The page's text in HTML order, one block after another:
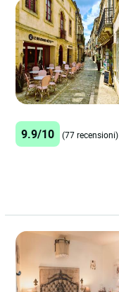
9.9/10 (77 recensioni)